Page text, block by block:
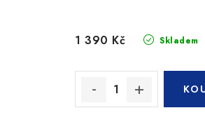
Skladem
1 390 Kč